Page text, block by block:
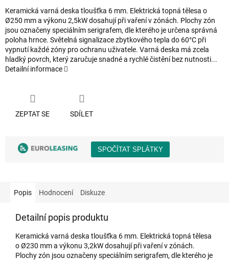
Keramická varná deska tloušťka 6 mm. Elektrická topná tělesa o
Ø250 mm a výkonu 2,5kW dosahují při vaření v zónách. Plochy zón
jsou označeny speciálním serigrafem, dle kterého je určena správná
poloha hrnce. Světelná signalizace zbytkového tepla do 60°C při
vypnutí každé zóny pro ochranu uživatele. Varná deska má zcela
hladký povrch, který zaručuje snadné a rychlé čistění bez nutnosti...
Detailní informace
ZEPTAT SE SDÍLET
Popis Hodnocení Diskuze
Detailní popis produktu
Keramická varná deska tloušťka 6 mm. Elektrická topná tělesa
o Ø230 mm a výkonu 3,2kW dosahují při vaření v zónách.
Plochy zón jsou označeny speciálním serigrafem, dle kterého je